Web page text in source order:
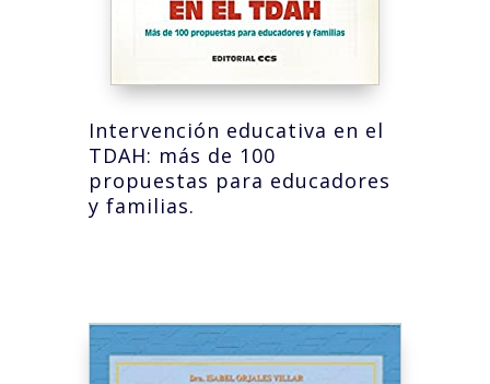
Intervención educativa en el
TDAH: más de 100
propuestas para educadores
y familias.